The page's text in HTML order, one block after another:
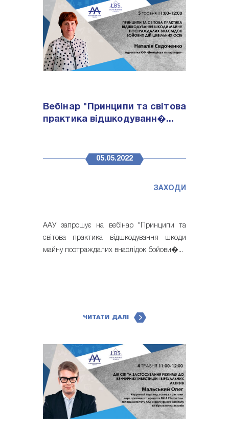
Вебінар "Принципи та світова
практика відшкодуванн�...
05.05.2022
ЗАХОДИ
ААУ запрошує на вебінар "Принципи та
світова практика відшкодування шкоди
майну постраждалих внаслідок бойови�...
ЧИТАТИ ДАЛІ